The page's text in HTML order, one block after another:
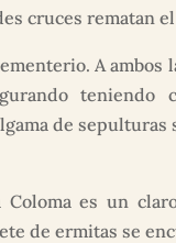
cruces rematan
A ambos
teniendo
de sepulturas
es un
de ermitas se